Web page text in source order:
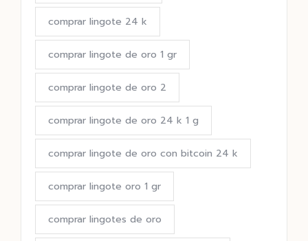
comprar lingote 24 k
comprar lingote de oro 1 gr
comprar lingote de oro 2
comprar lingote de oro 24 k 1 g
comprar lingote de oro con bitcoin 24 k
comprar lingote oro 1 gr
comprar lingotes de oro